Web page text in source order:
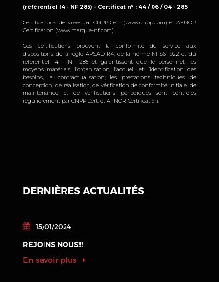
(référentiel I4 - NF 285) - Certificat n° : 44 / 06 / 04 - 285
Certifications délivrées par CNPP Cert. (www.cnpp.com) et AFNOR
Certification (www.marque-nf.com).
Ces certifications prouvent la conformité du service aux
dispositions de la règle APSAD R4, de la norme NFS61-922 et du
référentiel I4 - NF 285 et garantissent que le personnel, les
moyens matériels, l’organisation, l’accueil et l’identification des
besoins, la contractualisation, les prestations techniques de
conception, de réalisation, de vérification de conformité initiale, de
maintenance et de vérifications périodiques sont contrôlés
régulièrement par CNPP Cert. et AFNOR Certification.
DERNIÈRES ACTUALITÉS
15/01/2024
REJOINS NOUS!!!
En savoir plus